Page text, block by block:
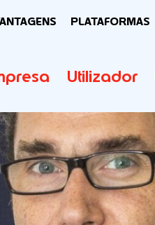
PLATAFORMAS
Utilizador